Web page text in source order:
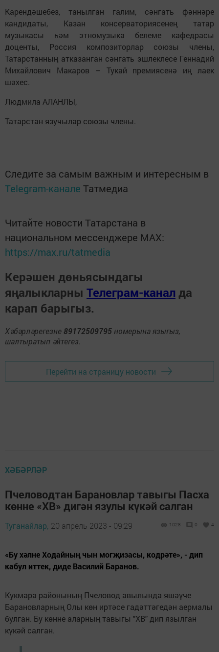
Карендәшебез, танылган галим, сәнгать фәннәре
кандидаты, Казан консерваториясенең татар
музыкасы һәм этномузыка белеме кафедрасы
доценты, Россия композиторлар союзы члены,
Татарстанның атказанган сәнгать эшлеклесе Геннадий
Михайлович Макаров – Тукай премиясенә иң лаек
шәхес.
Людмила АЛАНЛЫ,
Татарстан язучылар союзы члены.
Следите за самым важным и интересным в
Telegram-канале Татмедиа
Читайте новости Татарстана в
национальном мессенджере MАХ:
https://max.ru/tatmedia
Керәшен дөньясындагы
яңалыкларны Телеграм-канал да
карап барыгыз.
Хәбәрләрегезне 89172509795 номерына языгыз,
шалтыратып әйтегез.
Перейти на страницу новости
ХӘБӘРЛӘР
Пчеловодтан Барановлар тавыгы Пасха
көнне «ХВ» дигән язулы күкәй салган
Туганайлар, 20 апрель 2023 - 09:29 1028 0 4
«Бу хәлне Ходайның чын могҗизасы, кодрәте», - дип
кабул иттек, диде Василий Баранов.
Кукмара районының Пчеловод авылында яшәүче
Барановларның Олы көн иртәсе гадәттәгедән аермалы
булган. Бу көнне аларның тавыгы "ХВ" дип язылган
күкәй салган.